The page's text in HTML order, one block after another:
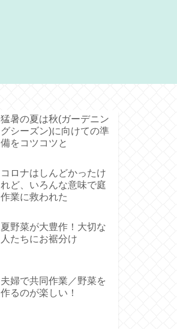
猛暑の夏は秋(ガーデニン
グシーズン)に向けての準
備をコツコツと
コロナはしんどかったけ
れど、いろんな意味で庭
作業に救われた
夏野菜が大豊作！大切な
人たちにお裾分け
夫婦で共同作業／野菜を
作るのが楽しい！